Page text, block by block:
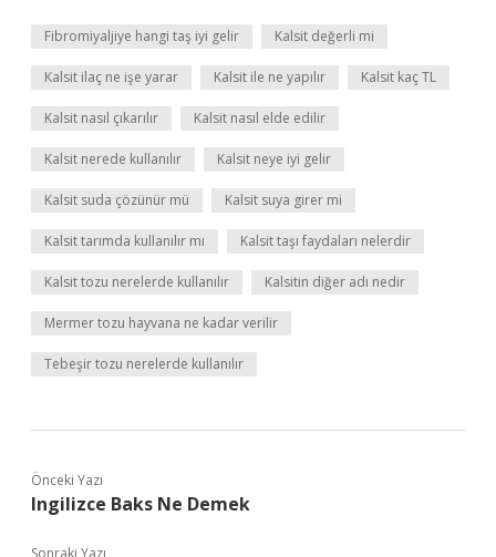
Fibromiyaljiye hangi taş iyi gelir Kalsit değerli mi
Kalsit ilaç ne işe yarar Kalsit ile ne yapılır Kalsit kaç TL
Kalsit nasıl çıkarılır Kalsit nasıl elde edilir
Kalsit nerede kullanılır Kalsit neye iyi gelir
Kalsit suda çözünür mü Kalsit suya girer mi
Kalsit tarımda kullanılır mı Kalsit taşı faydaları nelerdir
Kalsit tozu nerelerde kullanılır Kalsitin diğer adı nedir
Mermer tozu hayvana ne kadar verilir
Tebeşir tozu nerelerde kullanılır
Önceki Yazı
Ingilizce Baks Ne Demek
Sonraki Yazı